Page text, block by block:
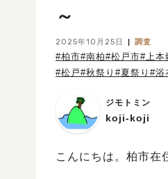
～
2025年10月25日 調査
#柏市#南柏#松戸市#上本
#松戸#秋祭り #夏祭り #浴
ジモトミン
koji-koji
こんにちは。柏市在